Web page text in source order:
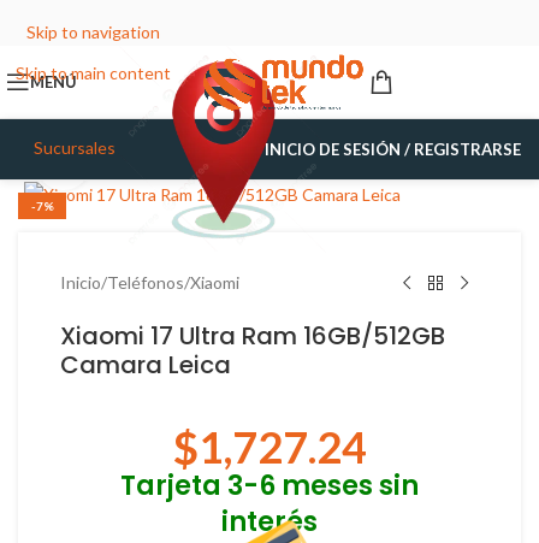
Skip to navigation
Skip to main content
MENÚ
Sucursales INICIO DE SESIÓN / REGISTRARSE
-7%
Haga Click para agrandar
Inicio/Teléfonos/Xiaomi
Xiaomi 17 Ultra Ram 16GB/512GB
Camara Leica
$1,727.24
Tarjeta 3-6 meses sin
interés